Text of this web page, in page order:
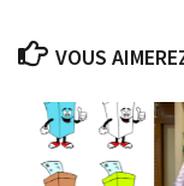
VOUS